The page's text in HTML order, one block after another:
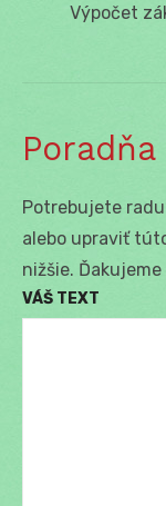
NextVýpočet
Poradňa
Potrebujete
alebo upraviť
nižšie. Ďakujeme
VÁŠ TEXT